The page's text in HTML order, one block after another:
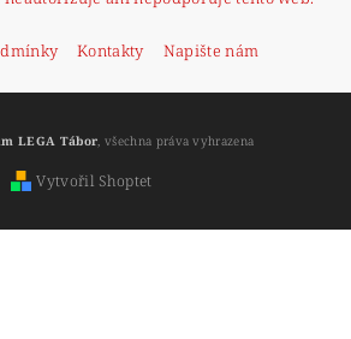
Kontakty Napište nám
LEGA Tábor , všechna práva vyhrazena
Vytvořil Shoptet